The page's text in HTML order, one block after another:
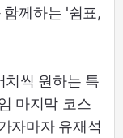
께하는 '쉼표,
치씩 원하는 특
마지막 코스
자마자 유재석